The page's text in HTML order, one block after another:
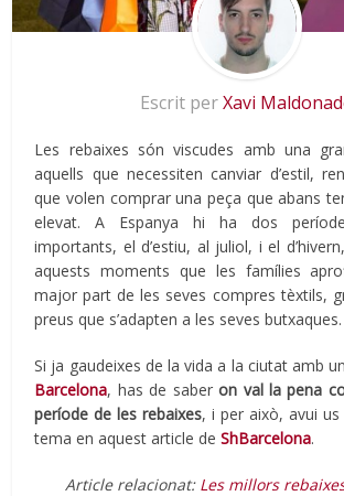
Escrit perXavi
Les rebaixes són viscudes amb una
aquells que necessiten canviar d’estil,
que volen comprar una peça que abans
elevat. A Espanya hi ha dos
importants, el d’estiu, al juliol, i el
aquests moments que les famílies
major part de les seves compres tèxtils,
preus que s’adapten a les seves butxaques.
Si ja gaudeixes de la vida a la ciutat amb
Barcelona, has de saberon val la pena
període de les rebaixes, i per això, avui us
tema en aquest article deShBarcelona.
Article relacionat: Les millors